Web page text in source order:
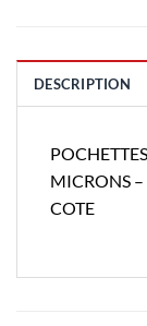
DESCRIPTION
MICRONS
COTE